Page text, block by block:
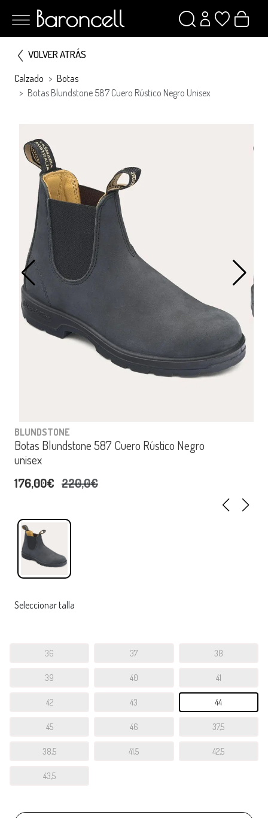
VOLVER ATRÁS
Calzado
Botas
Botas Blundstone 587 Cuero Rústico Negro Unisex
BLUNDSTONE
Botas Blundstone 587 Cuero Rústico Negro
unisex
176,00€ 220,0€
Seleccionar talla
36 37 38
39 40 41
42 43 44
45 46 37,5
38,5 41,5 42,5
43,5